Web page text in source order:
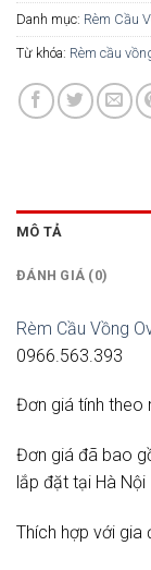
Danh mục: Rèm Cầu
Từ khóa: Rèm cầu
MÔ TẢ
ĐÁNH GIÁ (0)
Rèm Cầu Vồng
0966.563.393
Đơn giá tính theo
Đơn giá đã bao
lắp đặt tại Hà Nội
Thích hợp với gia